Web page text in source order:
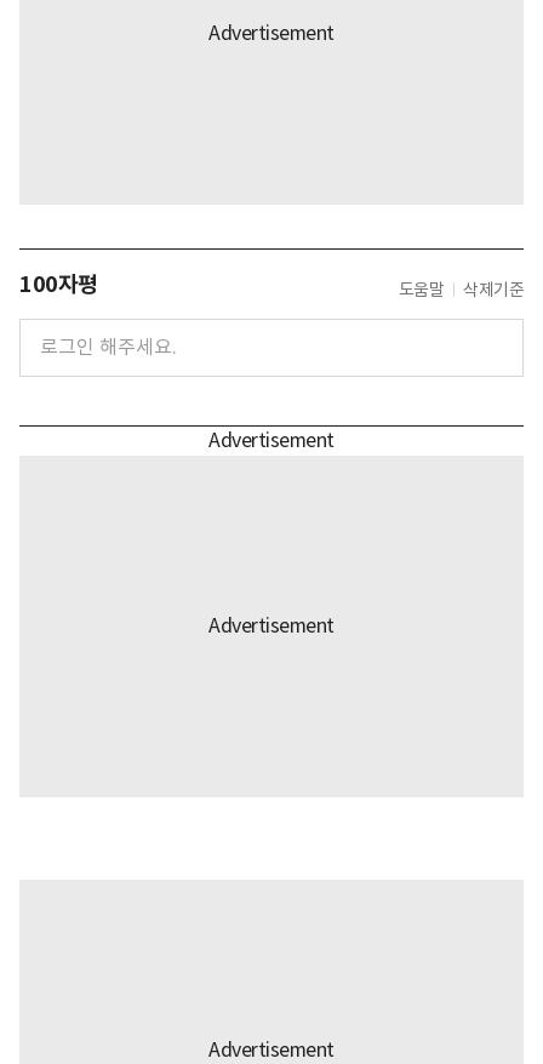
100자평 도움말 삭제기준